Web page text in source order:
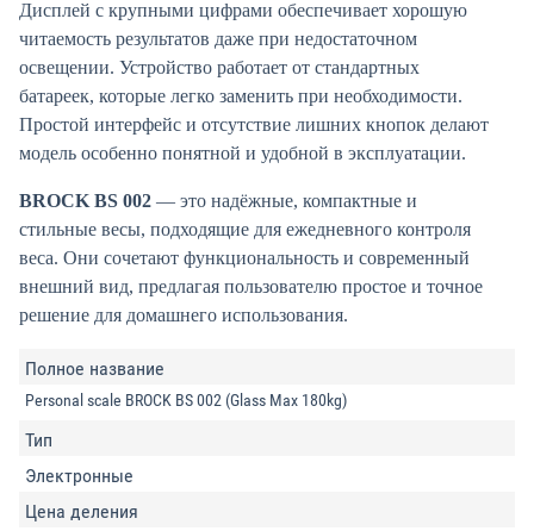
Дисплей с крупными цифрами обеспечивает хорошую
читаемость результатов даже при недостаточном
освещении. Устройство работает от стандартных
батареек, которые легко заменить при необходимости.
Простой интерфейс и отсутствие лишних кнопок делают
модель особенно понятной и удобной в эксплуатации.
BROCK BS 002 — это надёжные, компактные и
стильные весы, подходящие для ежедневного контроля
веса. Они сочетают функциональность и современный
внешний вид, предлагая пользователю простое и точное
решение для домашнего использования.
Полное название
Personal scale BROCK BS 002 (Glass Max 180kg)
Тип
Электронные
Цена деления